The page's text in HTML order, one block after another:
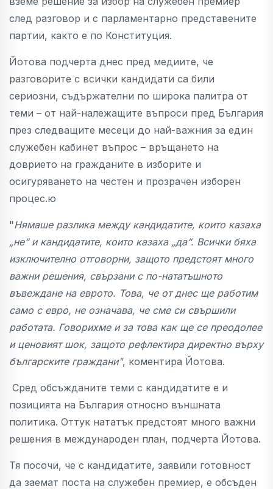
след разговор и с парламентарно представените
партии, както е по Конституция.
Йотова подчерта днес пред медиите, че
разговорите с всички кандидати са били
сериозни, съдържателни по широка палитра от
теми – от най-належащите въпроси пред България
през следващите месеци до най-важния за един
служебен кабинет въпрос – връщането на
доврието на гражданите в изборите и
осигуряването на честен и прозрачен изборен
процес.ю
"Нямаше разлика между кандидатите, които казаха
„не“ и кандидатите, които казаха „да“. Всички бяха
изключително отговорни, защото предстоят много
важни решения, свързани с по-нататъшното
въвеждане на еврото. Това, че от днес ще работим
само с евро, не означава, че сме си свършили
работата. Говорихме и за това как ще се преодолее
и ценовият шок, защото рефлектира директно върху
българските граждани", коментира Йотова.
Сред обсъжданите теми с кандидатите е и
позицията на България относно външната
политика. Оттук нататък предстоят много важни
решения в международен план, подчерта Йотова.
Тя посочи, че с кандидатите, заявили готовност
да заемат поста на служебен премиер, е обсъден